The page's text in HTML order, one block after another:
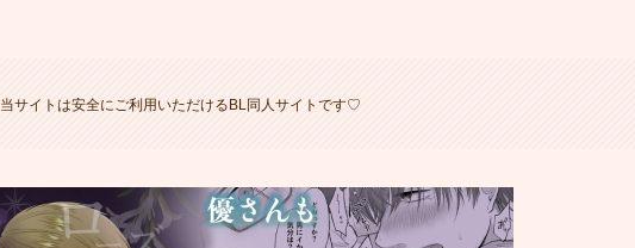
当サイトは安全にご利用いただけるBL同人サイトです♡